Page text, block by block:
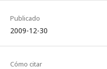
Publicado
2009-12-30
Cómo citar